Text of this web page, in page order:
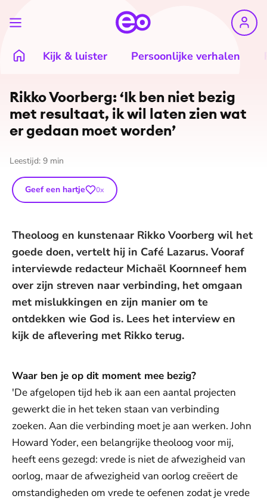
Kijk & luister Persoonlijke verhalen
Rikko Voorberg: ‘Ik ben niet bezig
met resultaat, ik wil laten zien wat
er gedaan moet worden’
Leestijd: 9 min
Geef een hartje 0x
Theoloog en kunstenaar Rikko Voorberg wil het
goede doen, vertelt hij in Café Lazarus. Vooraf
interviewde redacteur Michaël Koornneef hem
over zijn streven naar verbinding, het omgaan
met mislukkingen en zijn manier om te
ontdekken wie God is. Lees het interview en
kijk de aflevering met Rikko terug.
Waar ben je op dit moment mee bezig?
'De afgelopen tijd heb ik aan een aantal projecten
gewerkt die in het teken staan van verbinding
zoeken. Aan die verbinding moet je aan werken. John
Howard Yoder, een belangrijke theoloog voor mij,
heeft eens gezegd: vrede is niet de afwezigheid van
oorlog, maar de afwezigheid van oorlog creëert de
omstandigheden om vrede te oefenen zodat je vrede